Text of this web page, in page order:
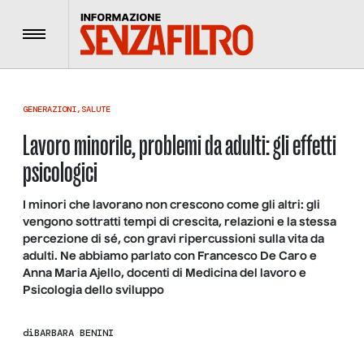
Menu
GENERAZIONI, SALUTE
Lavoro minorile, problemi da adulti: gli effetti
psicologici
I minori che lavorano non crescono come gli altri: gli
vengono sottratti tempi di crescita, relazioni e la stessa
percezione di sé, con gravi ripercussioni sulla vita da
adulti. Ne abbiamo parlato con Francesco De Caro e
Anna Maria Ajello, docenti di Medicina del lavoro e
Psicologia dello sviluppo
diBARBARA BENINI